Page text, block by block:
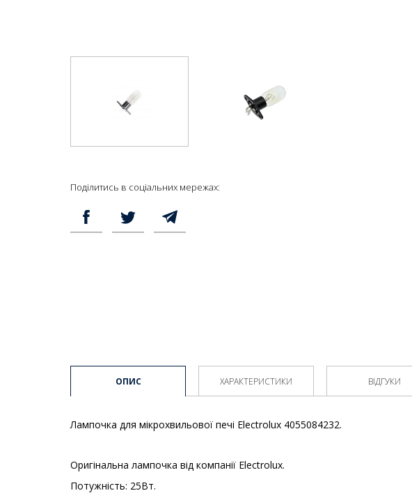
Поділитись в соціальних мережах:
ОПИС
Лампочка для мікрохвильової печі Electrolux 4055084232.
Оригінальна лампочка від компанії Electrolux.
Потужність: 25Вт.
ХАРАКТЕРИСТИКИ ВІДГУКИ